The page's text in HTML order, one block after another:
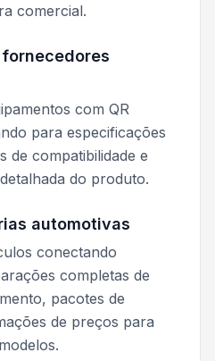
comercial.
com QR
para especificações
de compatibilidade e
do produto.
automotivas
conectando
completas de
pacotes de
de preços para